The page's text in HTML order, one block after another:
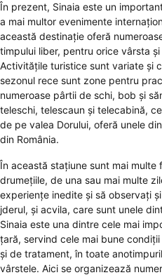
În prezent, Sinaia este un
a mai multor evenimente
această destinaţie oferă
timpului liber, pentru orice vârsta
Activităţile turistice sunt variate şi
sezonul rece sunt zone pentru
numeroase pârtii de schi, bob şi
teleschi, telescaun şi telecabină,
de pe valea Dorului, oferă unele
din România.
În această staţiune sunt mai
drumeţiile, de una sau mai multe
experienţe inedite şi să observaţi
jderul, şi acvila, care sunt unele
Sinaia este una dintre cele mai
ţară, servind cele mai bune
şi de tratament, în toate
vârstele. Aici se organizează